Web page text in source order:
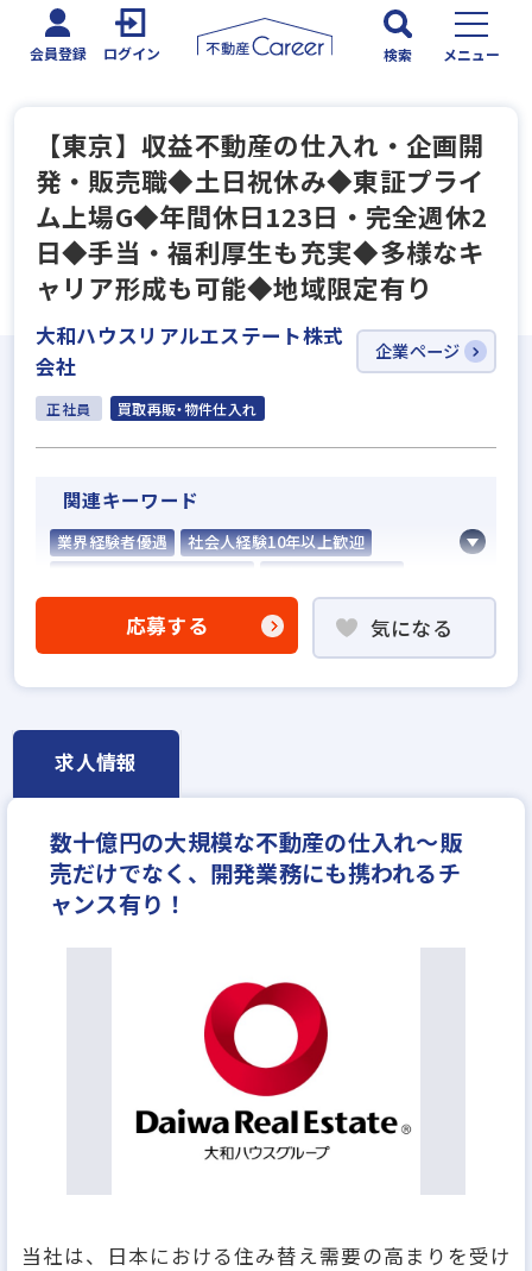
会員登録 ログイン 検索 メニュー
【東京】収益不動産の仕入れ・企画開
発・販売職◆土日祝休み◆東証プライ
ム上場G◆年間休日123日・完全週休2
日◆手当・福利厚生も充実◆多様なキ
ャリア形成も可能◆地域限定有り
大和ハウスリアルエステート株式
会社
企業ページ
正社員 買取再販・物件仕入れ
関連キーワード
業界経験者優遇
社会人経験10年以上歓迎
上場企業のグループ会社
宅建取引士歓迎
社宅・家賃補助あり
年間休日120日以上
年収700万円
年収1000万円～
月給25万円
月給30万円
月給35万円
応募する 気になる
求人情報
数十億円の大規模な不動産の仕入れ～販
売だけでなく、開発業務にも携われるチ
ャンス有り！
当社は、日本における住み替え需要の高まりを受け